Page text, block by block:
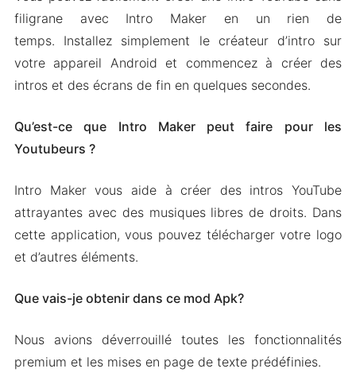
filigrane avec Intro Maker en un rien de
temps. Installez simplement le créateur d’intro sur
votre appareil Android et commencez à créer des
intros et des écrans de fin en quelques secondes.
Qu’est-ce que Intro Maker peut faire pour les
Youtubeurs ?
Intro Maker vous aide à créer des intros YouTube
attrayantes avec des musiques libres de droits. Dans
cette application, vous pouvez télécharger votre logo
et d’autres éléments.
Que vais-je obtenir dans ce mod Apk?
Nous avions déverrouillé toutes les fonctionnalités
premium et les mises en page de texte prédéfinies.